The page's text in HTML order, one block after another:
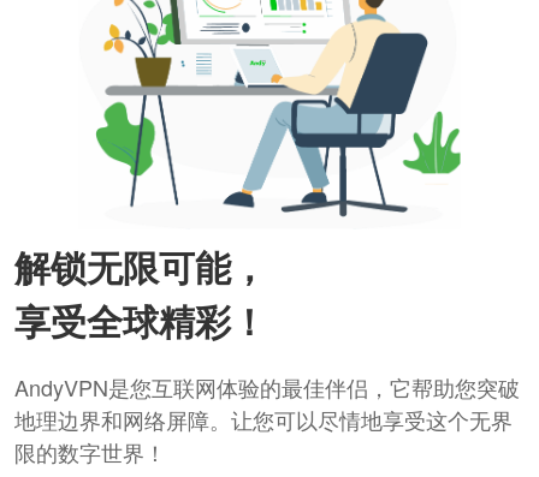
解锁无限可能，
享受全球精彩！
AndyVPN是您互联网体验的最佳伴侣，它帮助您突破
地理边界和网络屏障。让您可以尽情地享受这个无界
限的数字世界！